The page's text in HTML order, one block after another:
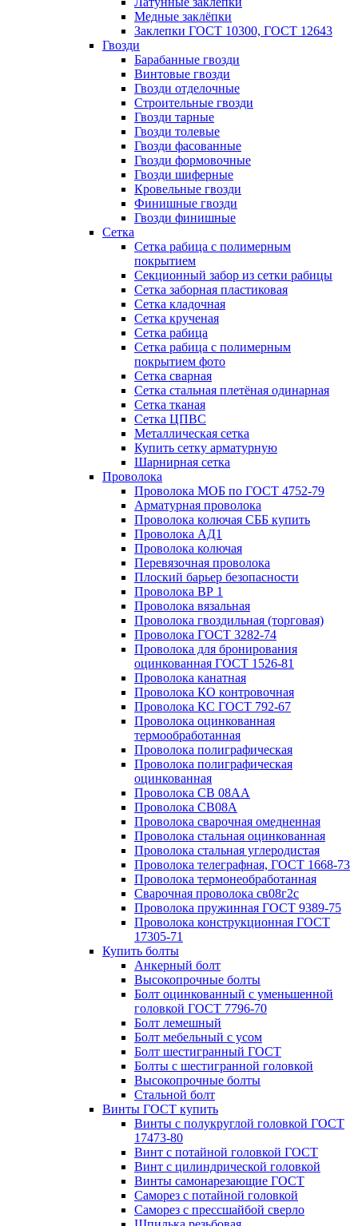
Медные заклёпки
Заклепки ГОСТ 10300, ГОСТ 12643
Гвозди
Барабанные гвозди
Винтовые гвозди
Гвозди отделочные
Строительные гвозди
Гвозди тарные
Гвозди толевые
Гвозди фасованные
Гвозди формовочные
Гвозди шиферные
Кровельные гвозди
Финишные гвозди
Гвозди финишные
Сетка
Сетка рабица с полимерным
покрытием
Секционный забор из сетки рабицы
Сетка заборная пластиковая
Сетка кладочная
Сетка крученая
Сетка рабица
Сетка рабица с полимерным
покрытием фото
Сетка сварная
Сетка стальная плетёная одинарная
Сетка тканая
Сетка ЦПВС
Металлическая сетка
Купить сетку арматурную
Шарнирная сетка
Проволока
Проволока МОБ по ГОСТ 4752-79
Арматурная проволока
Проволока колючая СББ купить
Проволока АД1
Проволока колючая
Перевязочная проволока
Плоский барьер безопасности
Проволока ВР 1
Проволока вязальная
Проволока гвоздильная (торговая)
Проволока ГОСТ 3282-74
Проволока для бронирования
оцинкованная ГОСТ 1526-81
Проволока канатная
Проволока КО контровочная
Проволока КС ГОСТ 792-67
Проволока оцинкованная
термообработанная
Проволока полиграфическая
Проволока полиграфическая
оцинкованная
Проволока СВ 08АА
Проволока СВ08А
Проволока сварочная омедненная
Проволока стальная оцинкованная
Проволока стальная углеродистая
Проволока телеграфная, ГОСТ 1668-73
Проволока термонеобработанная
Сварочная проволока св08г2с
Проволока пружинная ГОСТ 9389-75
Проволока конструкционная ГОСТ
17305-71
Купить болты
Анкерный болт
Высокопрочные болты
Болт оцинкованный с уменьшенной
головкой ГОСТ 7796-70
Болт лемешный
Болт мебельный с усом
Болт шестигранный ГОСТ
Болты с шестигранной головкой
Высокопрочные болты
Стальной болт
Винты ГОСТ купить
Винты с полукруглой головкой ГОСТ
17473-80
Винт с потайной головкой ГОСТ
Винт с цилиндрической головкой
Винты самонарезающие ГОСТ
Саморез с потайной головкой
Саморез с прессшайбой сверло